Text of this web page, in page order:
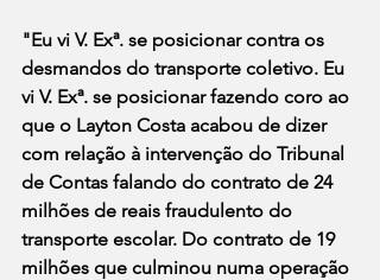
"Eu vi V. Exª. se posicionar contra os
desmandos do transporte coletivo. Eu
vi V. Exª. se posicionar fazendo coro ao
que o Layton Costa acabou de dizer
com relação à intervenção do Tribunal
de Contas falando do contrato de 24
milhões de reais fraudulento do
transporte escolar. Do contrato de 19
milhões que culminou numa operação